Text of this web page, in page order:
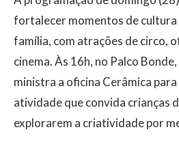
fortalecer momentos de cultura
família, com atrações de circo,
cinema. Às 16h, no Palco
ministra a oficina Cerâmica
atividade que convida crianças
explorarem a criatividade por